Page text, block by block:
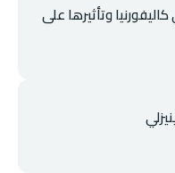
وتأثيرها على